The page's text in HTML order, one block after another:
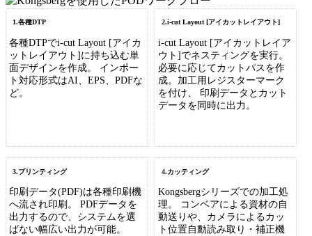
1.各種DTP
各種DTPでi-cut Layout [アイカ
ットレイアウト]に持ち込む単
面デザインを作成。 インポー
ト対応形式はAI、EPS、PDFな
ど。
2.i-cut Layout [アイカットレイアウト]
i-cut Layout [アイカットレイア
ウト]でネスティングを実行。
必要に応じてカットパスを作
成。加工用レジスターマーク
を付け、 印刷データとカット
データを同時に出力。
3.プリンティング
印刷データ(PDF)は各種印刷機
へ流され印刷。 PDFデータを
出力するので、システムを選
ばない幅広い出力が可能。
4.カッティング
Kongsbergシリーズでの加工処
理。 コンベアによる資材の自
動送りや、カメラによるカッ
ト位置自動読み取り・補正機